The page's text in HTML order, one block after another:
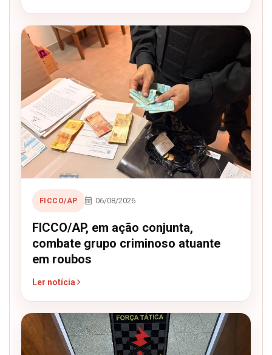
FICCO/AP 06/08/2026
FICCO/AP, em ação conjunta,
combate grupo criminoso atuante
em roubos
Ler notícia